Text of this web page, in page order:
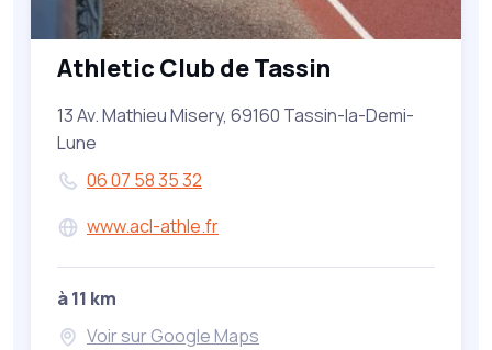
Athletic Club de Tassin
13 Av. Mathieu Misery, 69160 Tassin-la-Demi-
Lune
06 07 58 35 32
www.acl-athle.fr
à 11 km
Voir sur Google Maps